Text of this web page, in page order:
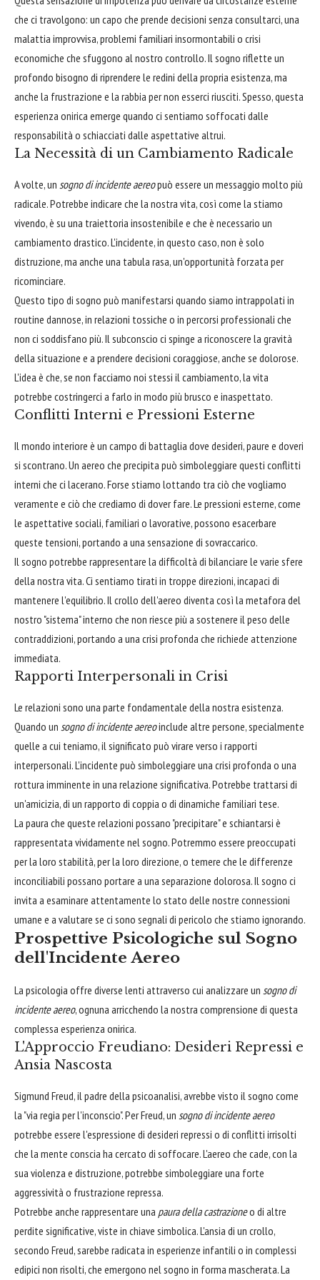
che ci travolgono: un capo che prende decisioni senza consultarci, una
malattia improvvisa, problemi familiari insormontabili o crisi
economiche che sfuggono al nostro controllo. Il sogno riflette un
profondo bisogno di riprendere le redini della propria esistenza, ma
anche la frustrazione e la rabbia per non esserci riusciti. Spesso, questa
esperienza onirica emerge quando ci sentiamo soffocati dalle
responsabilità o schiacciati dalle aspettative altrui.
La Necessità di un Cambiamento Radicale
A volte, un sogno di incidente aereopuò essere un messaggio molto più
radicale. Potrebbe indicare che la nostra vita, così come la stiamo
vivendo, è su una traiettoria insostenibile e che è necessario un
cambiamento drastico. L'incidente, in questo caso, non è solo
distruzione, ma anche una tabula rasa, un'opportunità forzata per
ricominciare.
Questo tipo di sogno può manifestarsi quando siamo intrappolati in
routine dannose, in relazioni tossiche o in percorsi professionali che
non ci soddisfano più. Il subconscio ci spinge a riconoscere la gravità
della situazione e a prendere decisioni coraggiose, anche se dolorose.
L'idea è che, se non facciamo noi stessi il cambiamento, la vita
potrebbe costringerci a farlo in modo più brusco e inaspettato.
Conflitti Interni e Pressioni Esterne
Il mondo interiore è un campo di battaglia dove desideri, paure e doveri
si scontrano. Un aereo che precipita può simboleggiare questi conflitti
interni che ci lacerano. Forse stiamo lottando tra ciò che vogliamo
veramente e ciò che crediamo di dover fare. Le pressioni esterne, come
le aspettative sociali, familiari o lavorative, possono esacerbare
queste tensioni, portando a una sensazione di sovraccarico.
Il sogno potrebbe rappresentare la difficoltà di bilanciare le varie sfere
della nostra vita. Ci sentiamo tirati in troppe direzioni, incapaci di
mantenere l'equilibrio. Il crollo dell'aereo diventa così la metafora del
nostro "sistema" interno che non riesce più a sostenere il peso delle
contraddizioni, portando a una crisi profonda che richiede attenzione
immediata.
Rapporti Interpersonali in Crisi
Le relazioni sono una parte fondamentale della nostra esistenza.
Quando un sogno di incidente aereoinclude altre persone, specialmente
quelle a cui teniamo, il significato può virare verso i rapporti
interpersonali. L'incidente può simboleggiare una crisi profonda o una
rottura imminente in una relazione significativa. Potrebbe trattarsi di
un'amicizia, di un rapporto di coppia o di dinamiche familiari tese.
La paura che queste relazioni possano "precipitare" e schiantarsi è
rappresentata vividamente nel sogno. Potremmo essere preoccupati
per la loro stabilità, per la loro direzione, o temere che le differenze
inconciliabili possano portare a una separazione dolorosa. Il sogno ci
invita a esaminare attentamente lo stato delle nostre connessioni
umane e a valutare se ci sono segnali di pericolo che stiamo ignorando.
Prospettive Psicologiche sul Sogno
dell'Incidente Aereo
La psicologia offre diverse lenti attraverso cui analizzare un sogno di
incidente aereo, ognuna arricchendo la nostra comprensione di questa
complessa esperienza onirica.
L'Approccio Freudiano: Desideri Repressi e
Ansia Nascosta
Sigmund Freud, il padre della psicoanalisi, avrebbe visto il sogno come
la "via regia per l'inconscio". Per Freud, un sogno di incidente aereo
potrebbe essere l'espressione di desideri repressi o di conflitti irrisolti
che la mente conscia ha cercato di soffocare. L'aereo che cade, con la
sua violenza e distruzione, potrebbe simboleggiare una forte
aggressività o frustrazione repressa.
Potrebbe anche rappresentare una paura della castrazioneo di altre
perdite significative, viste in chiave simbolica. L'ansia di un crollo,
secondo Freud, sarebbe radicata in esperienze infantili o in complessi
edipici non risolti, che emergono nel sogno in forma mascherata. La